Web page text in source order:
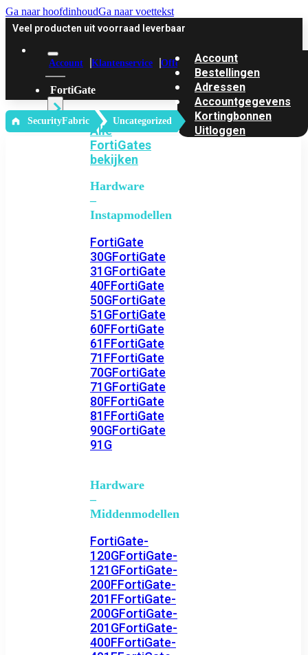
Ga naar hoofdinhoudGa naar voettekst
Veel producten uit voorraad leverbaar
Account Klantenservice Offerte
FortiGate
Alle
FortiGates
bekijken
Hardware
–
Instapmodellen
FortiGate
30GFortiGate
31GFortiGate
40FFortiGate
50GFortiGate
51GFortiGate
60FFortiGate
61FFortiGate
71FFortiGate
70GFortiGate
71GFortiGate
80FFortiGate
81FFortiGate
90GFortiGate
91G
Hardware
–
Middenmodellen
FortiGate-
120GFortiGate-
121GFortiGate-
200FFortiGate-
201FFortiGate-
200GFortiGate-
201GFortiGate-
400FFortiGate-
Account
Bestellingen
Adressen
Accountgegevens
Kortingbonnen
Uitloggen
‎ SecurityFabric Uncategorized